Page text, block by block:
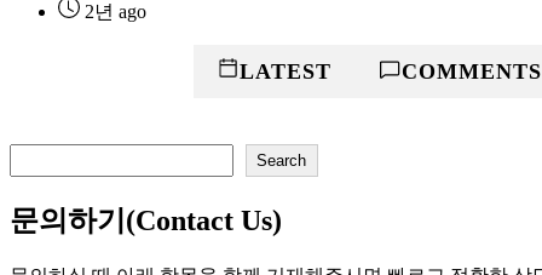
2년 ago
LATEST COMMENTS
색
Search
문의하기(Contact Us)